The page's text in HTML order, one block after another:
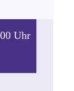
Uhr